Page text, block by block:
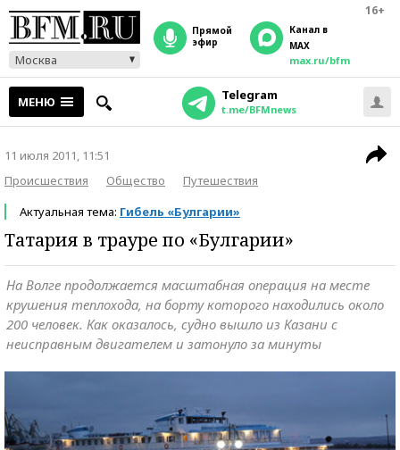
16+
Москва
прямой
эфир
Канал в
MAX
max.ru/bfm
МЕНЮ Telegram
t.me/BFMnews
11 июля 2011, 11:51
Происшествия
Общество
Путешествия
Актуальная тема: Гибель «Булгарии»
Татария в трауре по «Булгарии»
На Волге продолжается масштабная операция на месте
крушения теплохода, на борту которого находились около
200 человек. Как оказалось, судно вышло из Казани с
неисправным двигателем и затонуло за минуты